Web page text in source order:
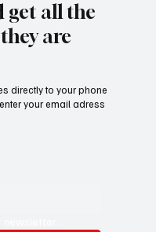
get all the
are
directly to your phone
your email adress